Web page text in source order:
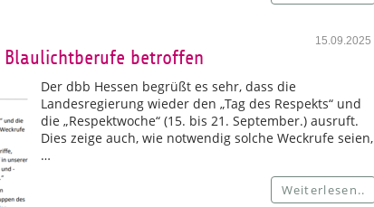
15.09.2025
Blaulichtberufe betroffen
Der dbb Hessen begrüßt es sehr, dass die
Landesregierung wieder den „Tag des Respekts“ und
die „Respektwoche“ (15. bis 21. September.) ausruft.
Dies zeige auch, wie notwendig solche Weckrufe seien,
…
Weiterlesen..